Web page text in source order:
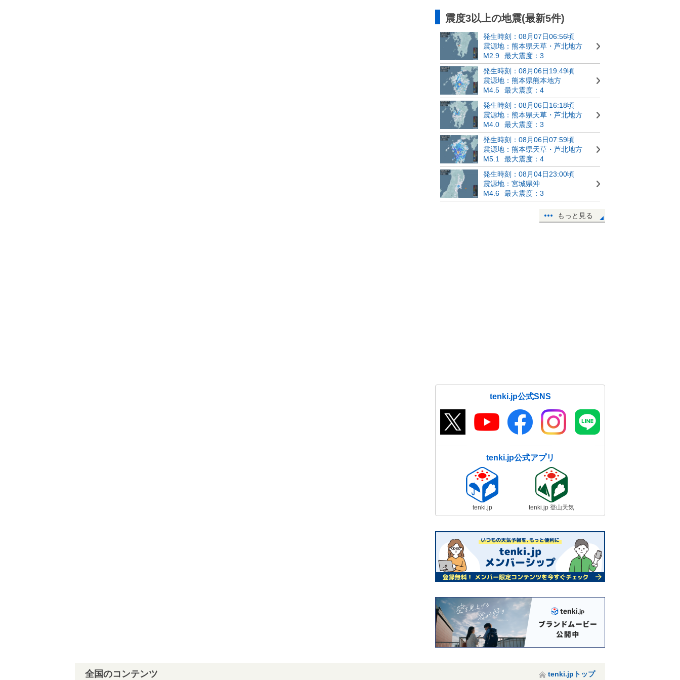
震度3以上の地震(最新5件)
発生時刻：08月07日06:56頃
震源地：熊本県天草・芦北地方
M2.9
最大震度：3
発生時刻：08月06日19:49頃
震源地：熊本県熊本地方
M4.5
最大震度：4
発生時刻：08月06日16:18頃
震源地：熊本県天草・芦北地方
M4.0
最大震度：3
発生時刻：08月06日07:59頃
震源地：熊本県天草・芦北地方
M5.1
最大震度：4
発生時刻：08月04日23:00頃
震源地：宮城県沖
M4.6
最大震度：3
もっと見る
tenki.jp公式SNS
tenki.jp公式アプリ
tenki.jp tenki.jp 登山天気
全国のコンテンツ tenki.jpトップ